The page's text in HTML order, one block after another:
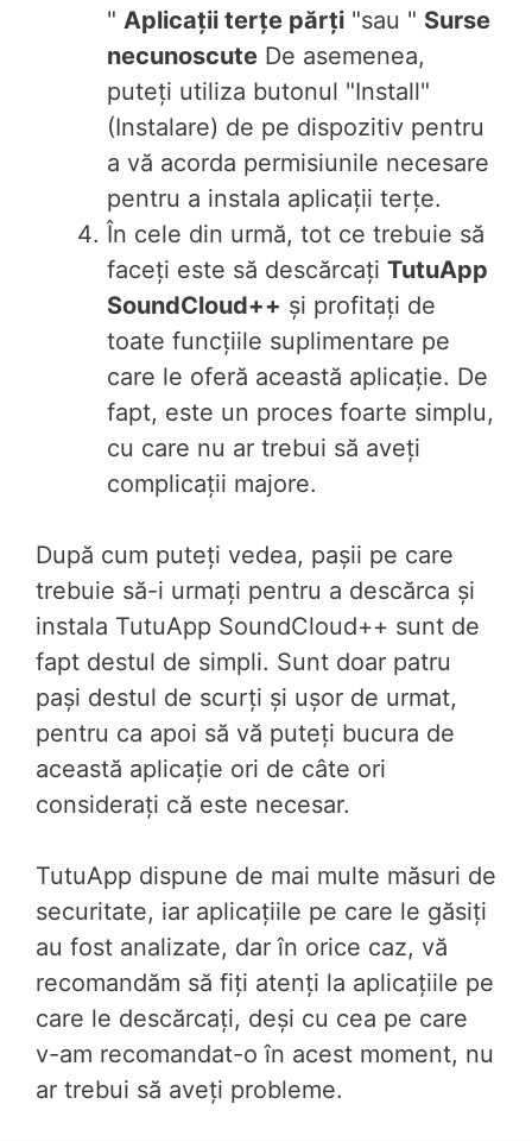
" Aplicații terțe părți "sau " Surse
necunoscute De asemenea,
puteți utiliza butonul "Install"
(Instalare) de pe dispozitiv pentru
a vă acorda permisiunile necesare
pentru a instala aplicații terțe.
În cele din urmă, tot ce trebuie să
faceți este să descărcați TutuApp
SoundCloud++ și profitați de
toate funcțiile suplimentare pe
care le oferă această aplicație. De
fapt, este un proces foarte simplu,
cu care nu ar trebui să aveți
complicații majore.
După cum puteți vedea, pașii pe care
trebuie să-i urmați pentru a descărca și
instala TutuApp SoundCloud++ sunt de
fapt destul de simpli. Sunt doar patru
pași destul de scurți și ușor de urmat,
pentru ca apoi să vă puteți bucura de
această aplicație ori de câte ori
considerați că este necesar.
TutuApp dispune de mai multe măsuri de
securitate, iar aplicațiile pe care le găsiți
au fost analizate, dar în orice caz, vă
recomandăm să fiți atenți la aplicațiile pe
care le descărcați, deși cu cea pe care
v-am recomandat-o în acest moment, nu
ar trebui să aveți probleme.